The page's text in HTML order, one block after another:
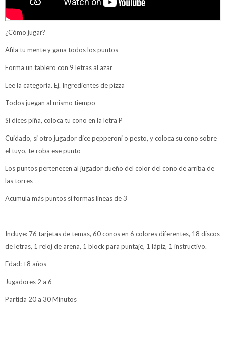
¿Cómo jugar?
Afila tu mente y gana todos los puntos
Forma un tablero con 9 letras al azar
Lee la categoría. Ej. Ingredientes de pizza
Todos juegan al mismo tiempo
Si dices piña, coloca tu cono en la letra P
Cuidado, si otro jugador dice pepperoni o pesto, y coloca su cono sobre
el tuyo, te roba ese punto
Los puntos pertenecen al jugador dueño del color del cono de arriba de
las torres
Acumula más puntos si formas líneas de 3
Incluye: 76 tarjetas de temas, 60 conos en 6 colores diferentes, 18 discos
de letras, 1 reloj de arena, 1 block para puntaje, 1 lápiz, 1 instructivo.
Edad: +8 años
Jugadores 2 a 6
Partida 20 a 30 Minutos